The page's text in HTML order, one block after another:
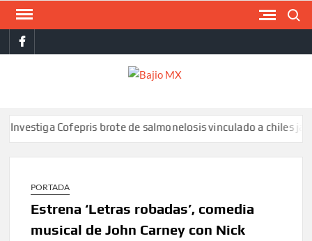
Saltar
contenidofacebook
Cofepris brote de salmonelosis vinculado a chiles jalapeños
PORTADA
Estrena ‘Letras robadas’, comedia
musical de John Carney con Nick